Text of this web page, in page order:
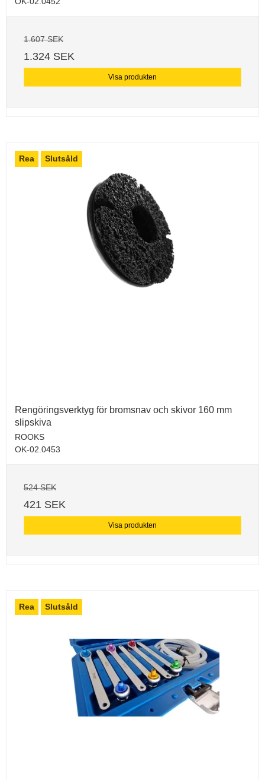
1.607 SEK
1.324 SEK
Visa produkten
Rea Slutsåld
Rengöringsverktyg för bromsnav och skivor 160 mm
slipskiva
ROOKS
OK-02.0453
524 SEK
421 SEK
Visa produkten
Rea Slutsåld